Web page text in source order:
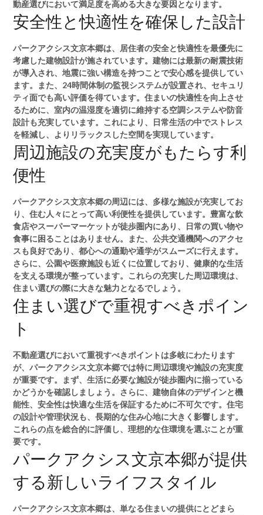
動産選びにおいて満足度を高める大きな要因となります。
安全性と快適性を確保した設計
パークアクシス文京本郷は、居住者の安全と快適性を最優先に
考慮した建物設計が施されています。建物には最新の耐震技術
が導入され、地震に強い構造を持つことで安心感を提供してい
ます。また、24時間体制の監視システムが設置され、セキュリ
ティ面でも高い評価を得ています。住まいの快適性を向上させ
るために、室内の温湿度を適切に維持する空調システムや防音
設計も充実しています。これにより、日常生活の中でストレス
を軽減し、よりリラックスした空間を実現しています。
周辺施設の充実度がもたらす利
便性
パークアクシス文京本郷の周辺には、多様な施設が充実してお
り、住む人々にとって高い利便性を提供しています。豊富な飲
食店やスーパーマーケットが徒歩圏内にあり、日常の買い物や
食事に困ることはありません。また、公共交通機関へのアクセ
スも良好であり、都心への通勤や通学がスムーズに行えます。
さらに、公園や医療施設も近くに位置しており、健康的な生活
を支える環境が整っています。これらの充実した周辺環境は、
住まい選びの際に大きな魅力となるでしょう。
住まい選びで重視すべきポイン
ト
不動産選びにおいて重視すべきポイントは多岐にわたります
が、パークアクシス文京本郷では特に周辺環境や施設の充実度
が重要です。まず、生活に必要な施設が徒歩圏内に揃っている
かどうかを確認しましょう。さらに、建物自体のデザインと機
能性、安全性は快適な生活を保証するために不可欠です。住宅
の設計や管理状況も、長期的な住み心地に大きく影響します。
これらの点を総合的に評価し、理想的な住環境を選ぶことが重
要です。
パークアクシス文京本郷が提供
する新しいライフスタイル
パークアクシス文京本郷は、単なる住まいの提供にとどまら